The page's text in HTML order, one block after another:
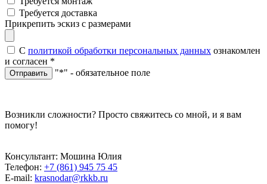
Требуется доставка
Прикрепить эскиз с размерами
С политикой обработки персональных данных ознакомлен
и согласен *
Отправить "*" - обязательное поле
Возникли сложности? Просто свяжитесь со мной, и я вам
помогу!
Консультант: Мошина Юлия
Телефон: +7 (861) 945 75 45
E-mail: krasnodar@rkkb.ru